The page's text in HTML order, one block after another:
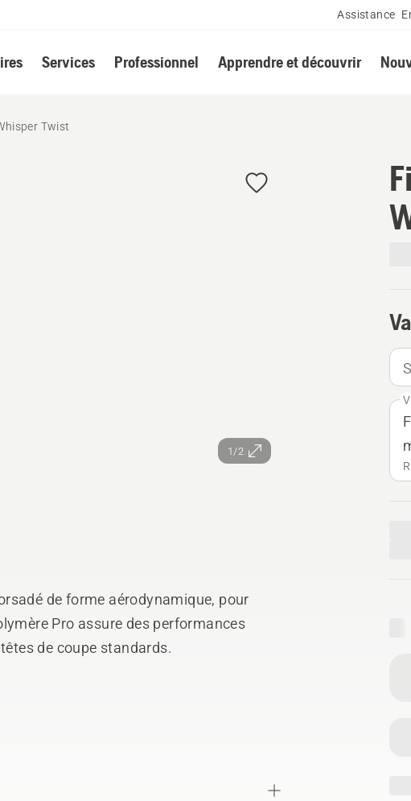
Assistance
Services Professionnel Apprendre et découvrir
Twist
1/2
de forme aérodynamique, pour
Pro assure des performances
de coupe standards.